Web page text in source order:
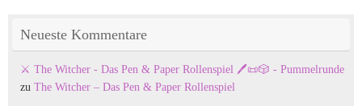
Neueste Kommentare
⚔️ The Witcher - Das Pen & Paper Rollenspiel 🖊️📜🎲 - Pummelrunde
zu The Witcher – Das Pen & Paper Rollenspiel